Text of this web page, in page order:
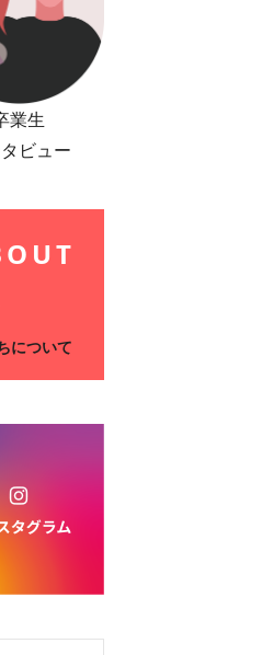
業生
ビュー
について